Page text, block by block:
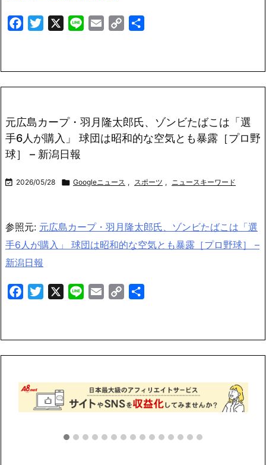
FacebookTwitter Line Email
Copy
元広島カープ・羽月隆太郎氏、ゾンビたばこは「選
手6人が購入」 球団は昭和的な空気とも暴露［プロ野
球］ – 新潟日報
 2026/05/28  Googleニュース , スポーツ , ニュースキーワード
参照元: 元広島カープ・羽月隆太郎氏、ゾンビたばこは「選
手6人が購入」 球団は昭和的な空気とも暴露［プロ野球］ –
新潟日報
FacebookTwitter Line Email
Copy